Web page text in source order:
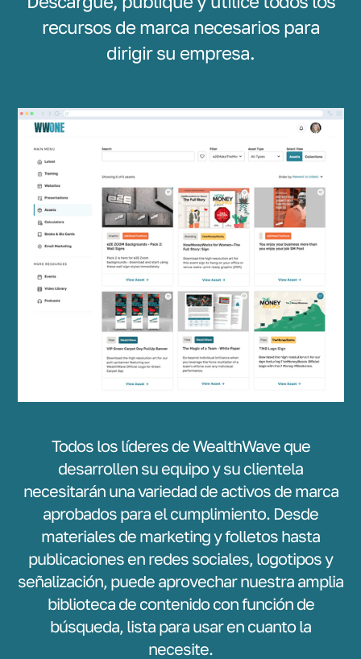
recursos de marca necesarios para
dirigir su empresa.
Todos los líderes de WealthWave que
desarrollen su equipo y su clientela
necesitarán una variedad de activos de marca
aprobados para el cumplimiento. Desde
materiales de marketing y folletos hasta
publicaciones en redes sociales, logotipos y
señalización, puede aprovechar nuestra amplia
biblioteca de contenido con función de
búsqueda, lista para usar en cuanto la
necesite.